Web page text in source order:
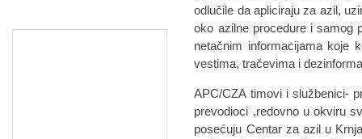
odlučile da apliciraju za azil,
oko azilne procedure i samog
netačnim informacijama koje
vestima, tračevima i
APC/CZA timovi i službenici-
prevodioci ,redovno u okviru
posećuju Centar za azil u